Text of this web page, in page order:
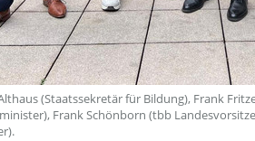
(Staatssekretär für Bildung), Frank
Frank Schönborn (tbb